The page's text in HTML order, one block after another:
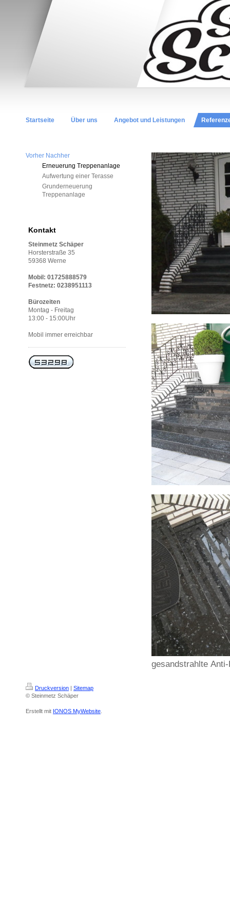
Startseite Über uns Angebot und Leistungen
Vorher Nachher
Erneuerung Treppenanlage
Aufwertung einer Terasse
Grunderneuerung
Treppenanlage
Kontakt
Steinmetz Schäper
Horsterstraße 35
59368 Werne
Mobil: 01725888579
Festnetz: 0238951113
Bürozeiten
Montag - Freitag
13:00 - 15:00Uhr
Mobil immer erreichbar
gesandstrahlte
Druckversion | Sitemap
© Steinmetz Schäper
Erstellt mit IONOS MyWebsite